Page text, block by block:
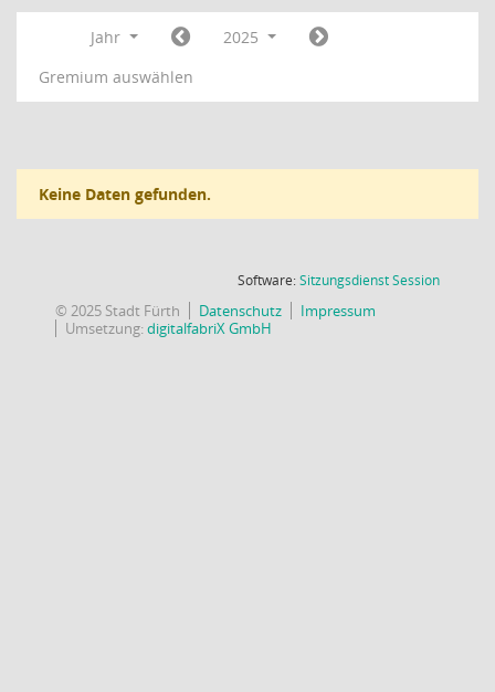
Jahr
2025
Gremium auswählen
Keine Daten gefunden.
Software:SitzungsdienstSession(Wird in
© 2025 Stadt Fürth Datenschutz
Impressum
Umsetzung:digitalfabriX GmbH